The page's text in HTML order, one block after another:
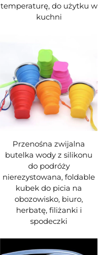
temperaturę, do użytku w
kuchni
Przenośna zwijalna
butelka wody z silikonu
do podróży
nierezystowana, foldable
kubek do picia na
obozowisko, biuro,
herbatę, filiżanki i
spodeczki